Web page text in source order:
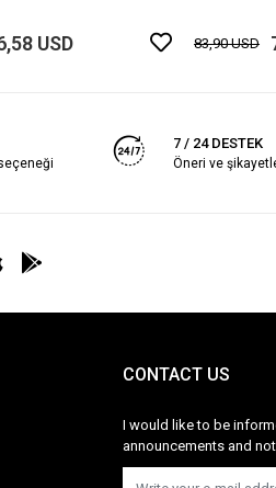
USD 83,90 USD
7 / 24 DESTEK
Öneri ve
CONTACT US
I would like to be
announcements and